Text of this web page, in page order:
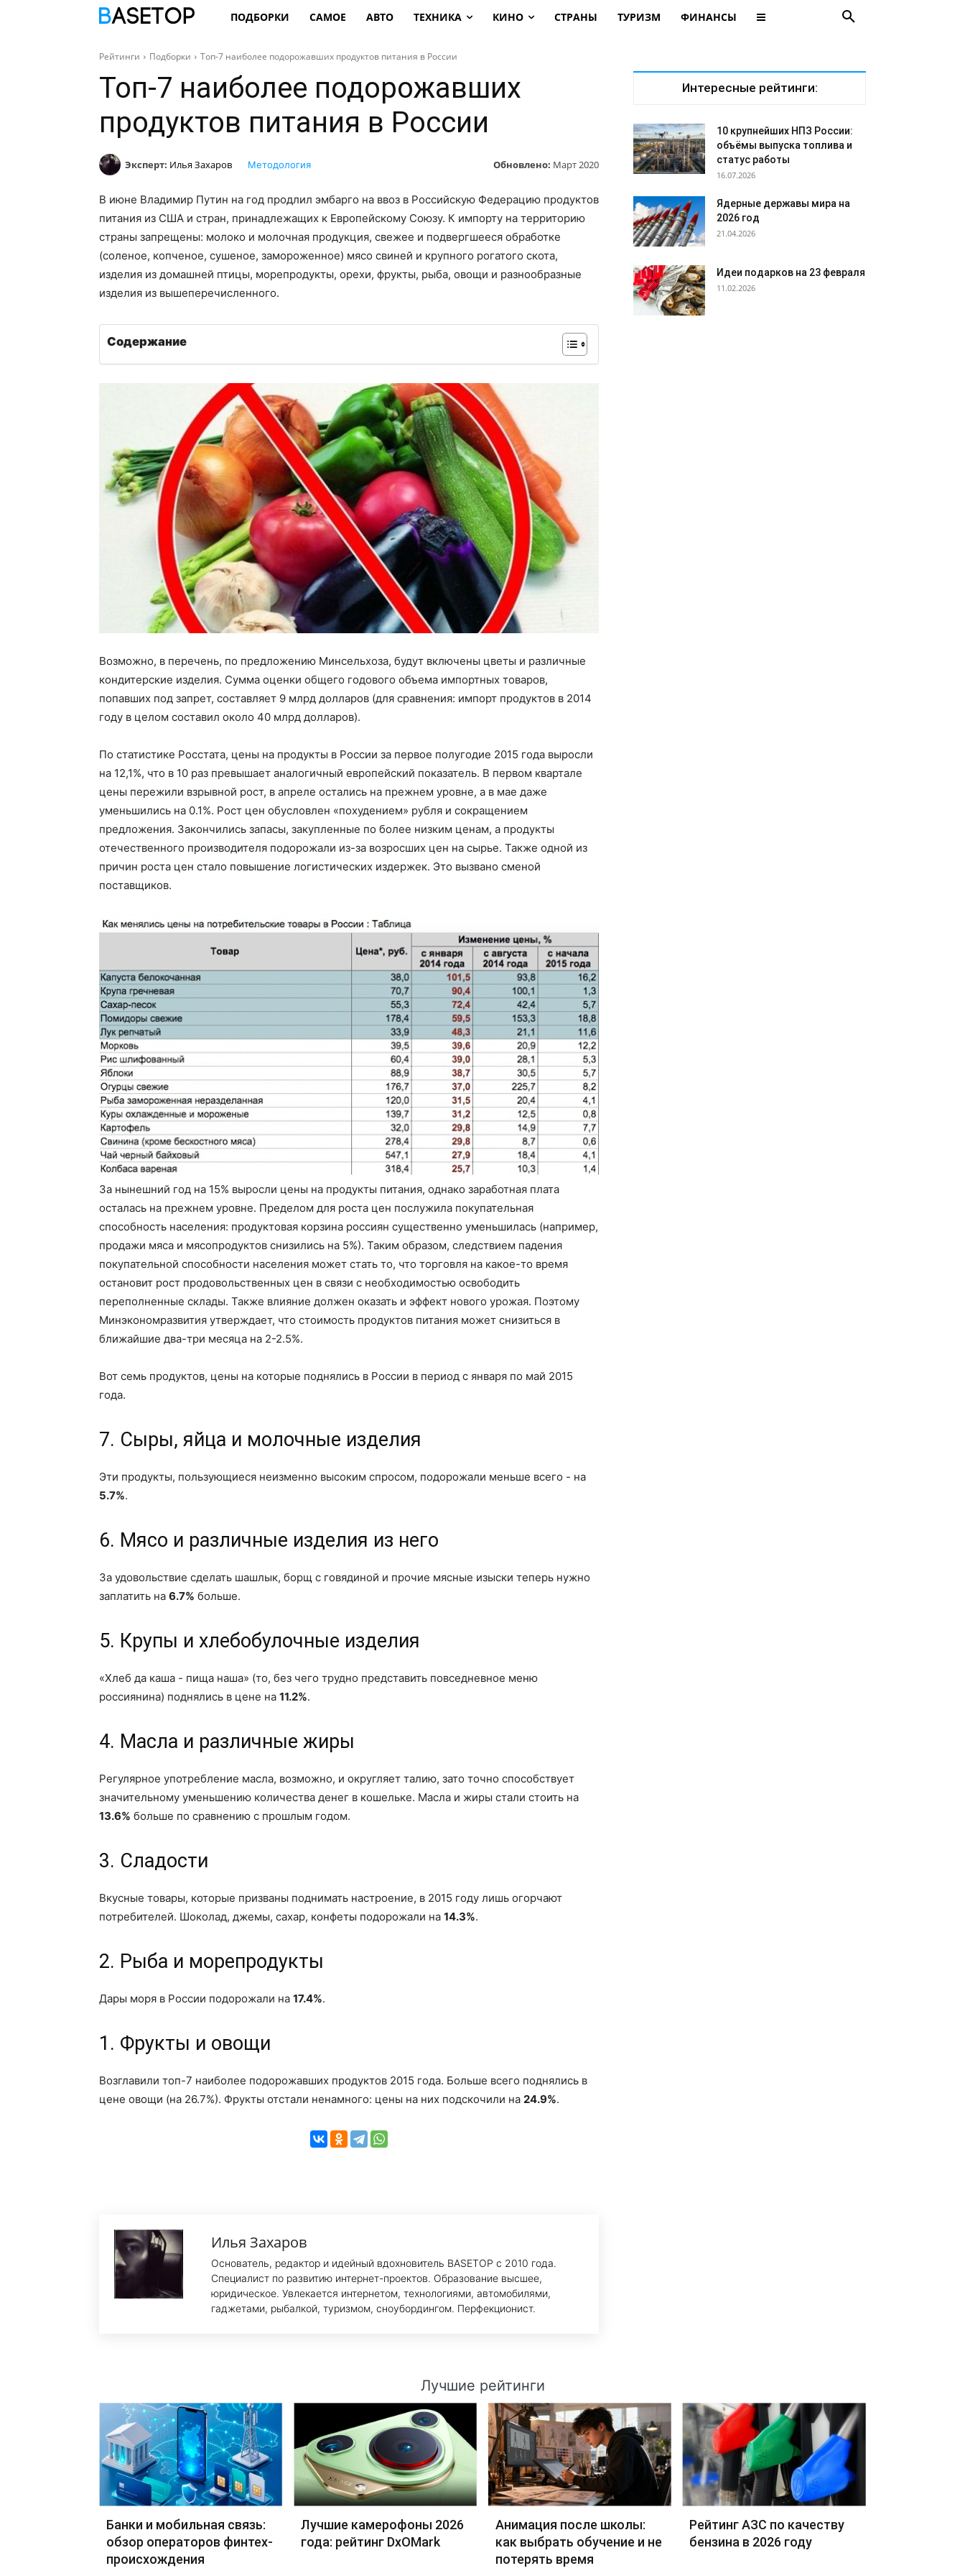
ПОДБОРКИ САМОЕ АВТО ТЕХНИКА КИНО СТРАНЫ ТУРИЗМ ФИНАНСЫ
Рейтинги Подборки Топ-7 наиболее подорожавших продуктов питания в России
Топ-7 наиболее подорожавших
продуктов питания в России
Эксперт: Илья Захаров Обновлено: Март 2020
Методология
В июне Владимир Путин на год продлил эмбарго на ввоз в Российскую Федерацию продуктов
питания из США и стран, принадлежащих к Европейскому Союзу. К импорту на территорию
страны запрещены: молоко и молочная продукция, свежее и подвергшееся обработке
(соленое, копченое, сушеное, замороженное) мясо свиней и крупного рогатого скота,
изделия из домашней птицы, морепродукты, орехи, фрукты, рыба, овощи и разнообразные
изделия из вышеперечисленного.
Содержание
Возможно, в перечень, по предложению Минсельхоза, будут включены цветы и различные
кондитерские изделия. Сумма оценки общего годового объема импортных товаров,
попавших под запрет, составляет 9 млрд долларов (для сравнения: импорт продуктов в 2014
году в целом составил около 40 млрд долларов).
По статистике Росстата, цены на продукты в России за первое полугодие 2015 года выросли
на 12,1%, что в 10 раз превышает аналогичный европейский показатель. В первом квартале
цены пережили взрывной рост, в апреле остались на прежнем уровне, а в мае даже
уменьшились на 0.1%. Рост цен обусловлен «похудением» рубля и сокращением
предложения. Закончились запасы, закупленные по более низким ценам, а продукты
отечественного производителя подорожали из-за возросших цен на сырье. Также одной из
причин роста цен стало повышение логистических издержек. Это вызвано сменой
поставщиков.
За нынешний год на 15% выросли цены на продукты питания, однако заработная плата
осталась на прежнем уровне. Пределом для роста цен послужила покупательная
способность населения: продуктовая корзина россиян существенно уменьшилась (например,
продажи мяса и мясопродуктов снизились на 5%). Таким образом, следствием падения
покупательной способности населения может стать то, что торговля на какое-то время
остановит рост продовольственных цен в связи с необходимостью освободить
переполненные склады. Также влияние должен оказать и эффект нового урожая. Поэтому
Минэкономразвития утверждает, что стоимость продуктов питания может снизиться в
ближайшие два-три месяца на 2-2.5%.
Вот семь продуктов, цены на которые поднялись в России в период с января по май 2015
года.
7. Сыры, яйца и молочные изделия
Эти продукты, пользующиеся неизменно высоким спросом, подорожали меньше всего - на
5.7%.
6. Мясо и различные изделия из него
За удовольствие сделать шашлык, борщ с говядиной и прочие мясные изыски теперь нужно
заплатить на 6.7% больше.
5. Крупы и хлебобулочные изделия
«Хлеб да каша - пища наша» (то, без чего трудно представить повседневное меню
россиянина) поднялись в цене на 11.2%.
4. Масла и различные жиры
Регулярное употребление масла, возможно, и округляет талию, зато точно способствует
значительному уменьшению количества денег в кошельке. Масла и жиры стали стоить на
13.6% больше по сравнению с прошлым годом.
3. Сладости
Вкусные товары, которые призваны поднимать настроение, в 2015 году лишь огорчают
потребителей. Шоколад, джемы, сахар, конфеты подорожали на 14.3%.
2. Рыба и морепродукты
Дары моря в России подорожали на 17.4%.
1. Фрукты и овощи
Возглавили топ-7 наиболее подорожавших продуктов 2015 года. Больше всего поднялись в
цене овощи (на 26.7%). Фрукты отстали ненамного: цены на них подскочили на 24.9%.
Илья Захаров
Основатель, редактор и идейный вдохновитель BASETOP с 2010 года.
Специалист по развитию интернет-проектов. Образование высшее,
юридическое. Увлекается интернетом, технологиями, автомобилями,
гаджетами, рыбалкой, туризмом, сноубордингом. Перфекционист.
Интересные рейтинги:
10 крупнейших НПЗ России:
объёмы выпуска топлива и
статус работы
16.07.2026
Ядерные державы мира на
2026 год
21.04.2026
Идеи подарков на 23 февраля
11.02.2026
Лучшие рейтинги
Банки и мобильная связь:
обзор операторов финтех-
происхождения
Лучшие камерофоны 2026
года: рейтинг DxOMark
Анимация после школы:
как выбрать обучение и не
потерять время
Рейтинг АЗС по качеству
бензина в 2026 году